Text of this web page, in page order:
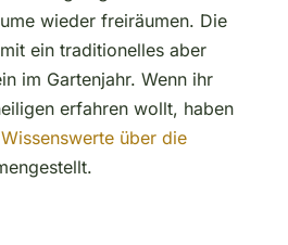
wieder freiräumen. Die
ein traditionelles aber
im Gartenjahr. Wenn ihr
erfahren wollt, haben
über die